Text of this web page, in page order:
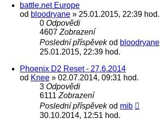
battle.net Europe
od bloodryane » 25.01.2015, 22:39 hod.
0 Odpovědi
4607 Zobrazení
Poslední příspěvekod bloodryane
25.01.2015, 22:39 hod.
Phoenix D2 Reset - 27.6.2014
od Knee » 02.07.2014, 09:31 hod.
3 Odpovědi
6111 Zobrazení
Poslední příspěvekod mib
30.10.2014, 12:51 hod.